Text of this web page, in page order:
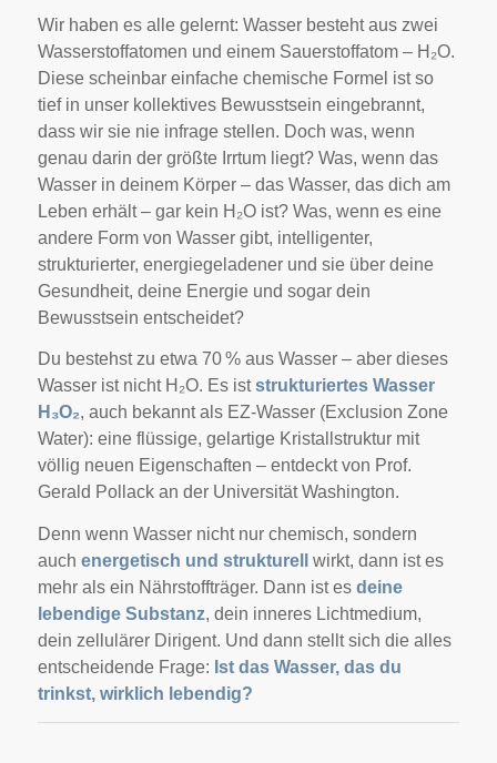
Wir haben es alle gelernt: Wasser besteht aus zwei
Wasserstoffatomen und einem Sauerstoffatom – H₂O.
Diese scheinbar einfache chemische Formel ist so
tief in unser kollektives Bewusstsein eingebrannt,
dass wir sie nie infrage stellen. Doch was, wenn
genau darin der größte Irrtum liegt? Was, wenn das
Wasser in deinem Körper – das Wasser, das dich am
Leben erhält – gar kein H₂O ist? Was, wenn es eine
andere Form von Wasser gibt, intelligenter,
strukturierter, energiegeladener und sie über deine
Gesundheit, deine Energie und sogar dein
Bewusstsein entscheidet?
Du bestehst zu etwa 70 % aus Wasser – aber dieses
Wasser ist nicht H₂O. Es iststrukturiertes Wasser
H₃O₂, auch bekannt als EZ-Wasser (Exclusion Zone
Water): eine flüssige, gelartige Kristallstruktur mit
völlig neuen Eigenschaften – entdeckt von Prof.
Gerald Pollack an der Universität Washington.
Denn wenn Wasser nicht nur chemisch, sondern
auch energetisch und strukturell
wirkt, dann ist es
mehr als ein Nährstoffträger. Dann ist es deine
lebendige Substanz, dein inneres Lichtmedium,
dein zellulärer Dirigent. Und dann stellt sich die alles
entscheidende Frage: Ist das Wasser, das du
trinkst, wirklich lebendig?